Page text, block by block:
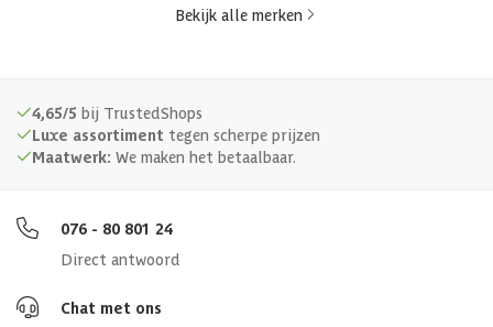
Bekijk alle merken
4,65/5 bij TrustedShops
Luxe assortiment tegen scherpe prijzen
Maatwerk: We maken het betaalbaar.
076 - 80 801 24
Direct antwoord
Chat met ons